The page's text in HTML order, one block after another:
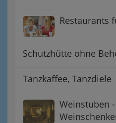
Restaurants
Schutzhütte ohne
Tanzkaffee, Tanzdiele
Weinstuben